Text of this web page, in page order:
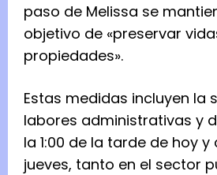
paso de Melissa se
objetivo de «preservar
propiedades».
Estas medidas incluyen la
labores administrativas y
la 1:00 de la tarde de hoy
jueves, tanto en el sector